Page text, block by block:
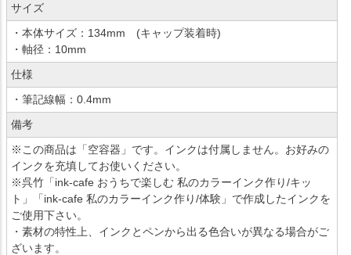
サイズ
・本体サイズ：134mm (キャップ装着時)
・軸径：10mm
仕様
・筆記線幅：0.4mm
備考
※この商品は「空容器」です。インクは付属しません。お好みの
インクを充填してお使いください。
※呉竹「ink-cafe おうちで楽しむ 私のカラーインク作り/キッ
ト」「ink-cafe 私のカラーインク作り/体験」で作成したインクを
ご使用下さい。
・素材の特性上、インクとペンから出る色合いが異なる場合がご
ざいます。